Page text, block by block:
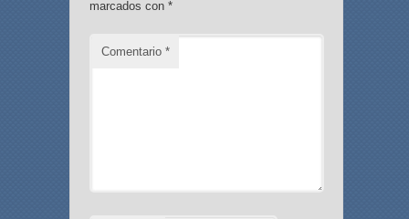
marcados con *
Comentario *